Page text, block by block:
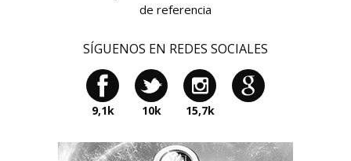
de referencia
SÍGUENOS EN REDES SOCIALES
9,1k 10k 15,7k